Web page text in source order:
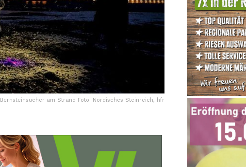
Bernsteinsucher am Strand Foto: Nordisches Steinreich, hfr